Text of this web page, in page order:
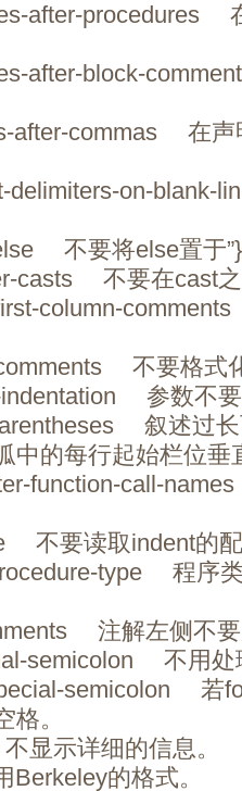
after-procedures
after-block-
after-commas 在声
delimiters-on-
不要将else置于
casts 不要在cast
column-
不要格式
indentation 参数不
叙述过
中的每行起始栏位垂
function-call-
不要读取indent的
type 程序
注解左侧不
semicolon 不用处
semicolon 若
。
显示详细的信息。
的格式。